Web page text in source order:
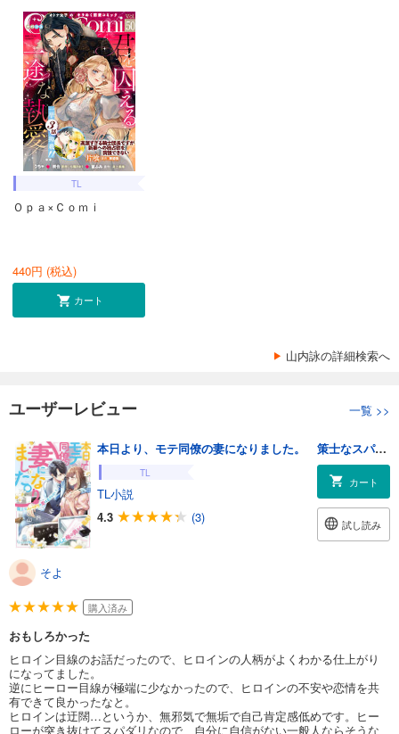
TL
Ｏｐａ×Ｃｏｍｉ
440円 (税込)
カート
山内詠の詳細検索へ
ユーザーレビュー 一覧 >>
本日より、モテ同僚の妻になりました。 策士なスパダリの愛は止まらない！
TL
TL小説
4.3
(3)
カート
試し読み
そよ
購入済み
おもしろかった
ヒロイン目線のお話だったので、ヒロインの人柄がよくわかる仕上がり
になってました。
逆にヒーロー目線が極端に少なかったので、ヒロインの不安や恋情を共
有できて良かったなと。
ヒロインは迂闊…というか、無邪気で無垢で自己肯定感低めです。ヒー
ローが突き抜けてスパダリなので、自分に自信がない一般人ならそうな